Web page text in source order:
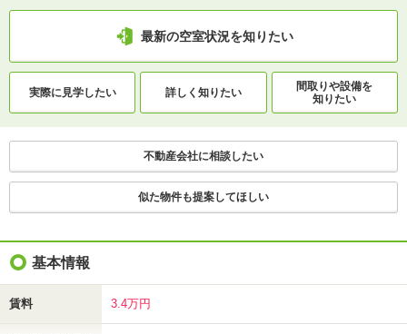
最新の空室状況を知りたい
実際に見学したい 詳しく知りたい
間取りや設備を
知りたい
不動産会社に相談したい
似た物件も提案してほしい
基本情報
賃料 3.4万円